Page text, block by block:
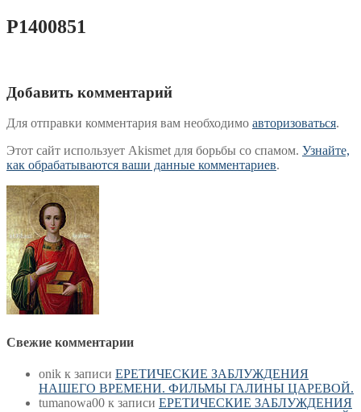
P1400851
Добавить комментарий
Для отправки комментария вам необходимо авторизоваться.
Этот сайт использует Akismet для борьбы со спамом. Узнайте,
как обрабатываются ваши данные комментариев.
Свежие комментарии
onik к записи ЕРЕТИЧЕСКИЕ ЗАБЛУЖДЕНИЯ
НАШЕГО ВРЕМЕНИ. ФИЛЬМЫ ГАЛИНЫ ЦАРЕВОЙ.
tumanowa00 к записи ЕРЕТИЧЕСКИЕ ЗАБЛУЖДЕНИЯ